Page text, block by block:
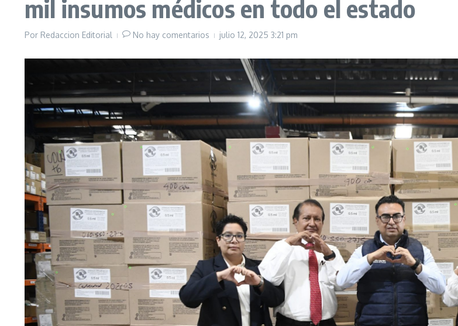
mil insumos médicos en todo el estado
Por Redaccion Editorial No hay comentarios julio 12, 2025 3:21 pm